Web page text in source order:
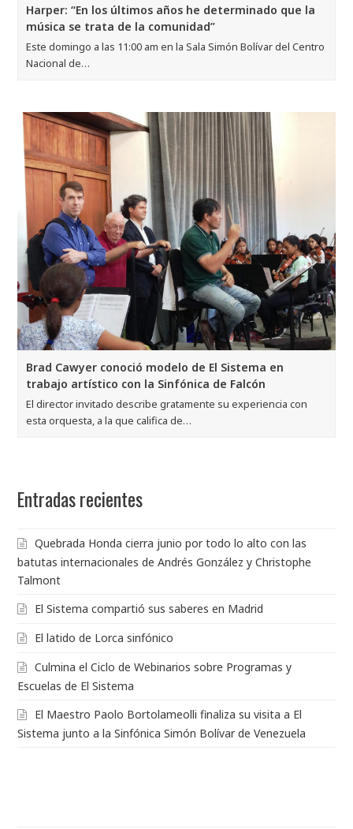
Harper: “En los últimos años he determinado que la
música se trata de la comunidad”
Este domingo a las 11:00 am en la Sala Simón Bolívar del Centro
Nacional de…
Brad Cawyer conoció modelo de El Sistema en
trabajo artístico con la Sinfónica de Falcón
El director invitado describe gratamente su experiencia con
esta orquesta, a la que califica de…
Entradas recientes
Quebrada Honda cierra junio por todo lo alto con las
batutas internacionales de Andrés González y Christophe
Talmont
El Sistema compartió sus saberes en Madrid
El latido de Lorca sinfónico
Culmina el Ciclo de Webinarios sobre Programas y
Escuelas de El Sistema
El Maestro Paolo Bortolameolli finaliza su visita a El
Sistema junto a la Sinfónica Simón Bolívar de Venezuela